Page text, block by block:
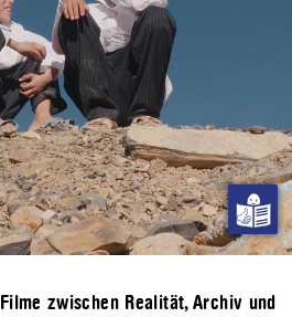
zwischen Realität, Archiv und